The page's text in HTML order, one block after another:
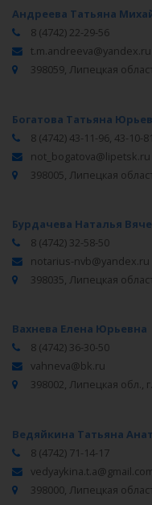
Андреева Татьяна
8 (4742) 22-29-56
t.m.andreeva@yandex.ru
398059, Липецкая
Богатова Татьяна
8 (4742) 43-11-96, 43-10-81
not_bogatova@lipetsk.ru
398005, Липецкая
Бурдачева Наталья
8 (4742) 32-58-50
notarius-nvb@yandex.ru
398035, Липецкая
Вахнева Елена Юрьевна
8 (4742) 36-30-50
vahneva@bk.ru
398002, Липецкая обл.,
Ведяйкина Татьяна
8 (4742) 71-14-17
398000, Липецкая